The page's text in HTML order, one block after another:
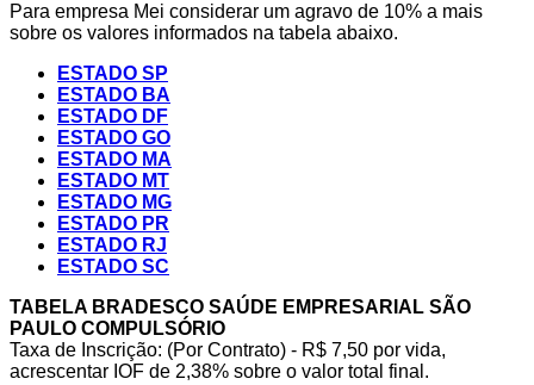
Para empresa Mei considerar um agravo de 10% a mais
sobre os valores informados na tabela abaixo.
ESTADO SP
ESTADO BA
ESTADO DF
ESTADO GO
ESTADO MA
ESTADO MT
ESTADO MG
ESTADO PR
ESTADO RJ
ESTADO SC
TABELA BRADESCO SAÚDE EMPRESARIAL SÃO
PAULO COMPULSÓRIO
Taxa de Inscrição: (Por Contrato) - R$ 7,50 por vida,
acrescentar IOF de 2,38% sobre o valor total final.